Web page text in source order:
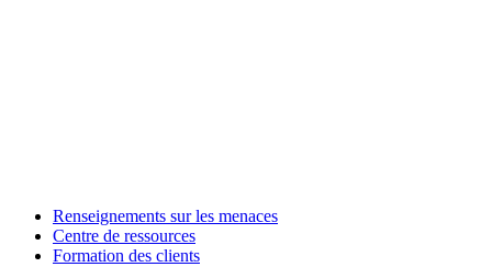
Renseignements sur les menaces
Centre de ressources
Formation des clients